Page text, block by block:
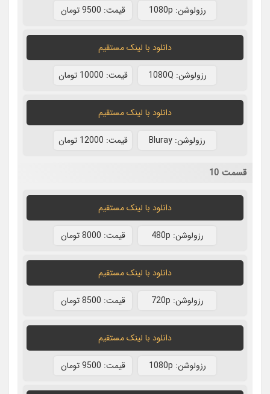
رزولوشن: 1080p قيمت: 9500 تومان
دانلود با لينک مستقيم
رزولوشن: 1080Q قيمت: 10000 تومان
دانلود با لينک مستقيم
رزولوشن: Bluray قيمت: 12000 تومان
قسمت 10
دانلود با لينک مستقيم
رزولوشن: 480p قيمت: 8000 تومان
دانلود با لينک مستقيم
رزولوشن: 720p قيمت: 8500 تومان
دانلود با لينک مستقيم
رزولوشن: 1080p قيمت: 9500 تومان